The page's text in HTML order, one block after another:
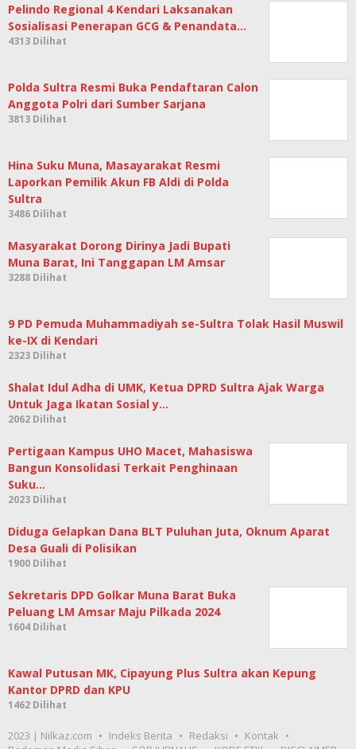
Pelindo Regional 4 Kendari Laksanakan
Sosialisasi Penerapan GCG & Penandata…
4313 Dilihat
Polda Sultra Resmi Buka Pendaftaran Calon
Anggota Polri dari Sumber Sarjana
3813 Dilihat
Hina Suku Muna, Masayarakat Resmi
Laporkan Pemilik Akun FB Aldi di Polda
Sultra
3486 Dilihat
Masyarakat Dorong Dirinya Jadi Bupati
Muna Barat, Ini Tanggapan LM Amsar
3288 Dilihat
9 PD Pemuda Muhammadiyah se-Sultra Tolak Hasil Muswil
ke-IX di Kendari
2323 Dilihat
Shalat Idul Adha di UMK, Ketua DPRD Sultra Ajak Warga
Untuk Jaga Ikatan Sosial y…
2062 Dilihat
Pertigaan Kampus UHO Macet, Mahasiswa
Bangun Konsolidasi Terkait Penghinaan
Suku…
2023 Dilihat
Diduga Gelapkan Dana BLT Puluhan Juta, Oknum Aparat
Desa Guali di Polisikan
1900 Dilihat
Sekretaris DPD Golkar Muna Barat Buka
Peluang LM Amsar Maju Pilkada 2024
1604 Dilihat
Kawal Putusan MK, Cipayung Plus Sultra akan Kepung
Kantor DPRD dan KPU
1462 Dilihat
2023 | Nilkaz.com Indeks Berita Redaksi
Kontak